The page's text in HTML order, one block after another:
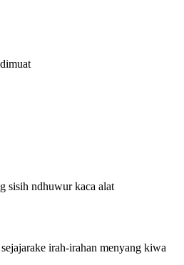
sisih ndhuwur kaca alat
irah-irahan menyang kiwa